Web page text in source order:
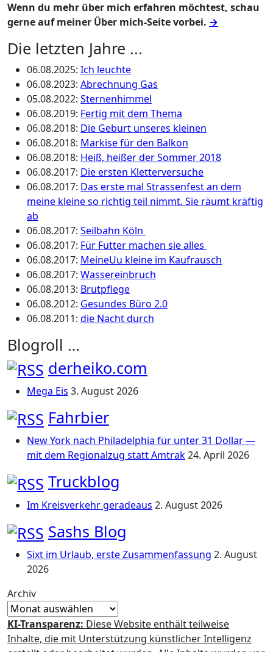
Wenn du mehr über mich erfahren möchtest, schau
gerne auf meiner Über mich-Seite vorbei. →
Die letzten Jahre ...
06.08.2025: Ich leuchte
06.08.2023: Abrechnung Gas
05.08.2022: Sternenhimmel
06.08.2019: Fertig mit dem Thema
06.08.2018: Die Geburt unseres kleinen
06.08.2018: Markise für den Balkon
06.08.2018: Heiß, heißer der Sommer 2018
06.08.2017: Die ersten Kletterversuche
06.08.2017: Das erste mal Strassenfest an dem
meine kleine so richtig teil nimmt. Sie räumt kräftig
ab
06.08.2017: Seilbahn Köln
06.08.2017: Für Futter machen sie alles
06.08.2017: MeineUu kleine im Kaufrausch
06.08.2017: Wassereinbruch
06.08.2013: Brutpflege
06.08.2012: Gesundes Büro 2.0
06.08.2011: die Nacht durch
Blogroll …
derheiko.com
Mega Eis 3. August 2026
Fahrbier
New York nach Philadelphia für unter 31 Dollar —
mit dem Regionalzug statt Amtrak24. April 2026
Truckblog
Im Kreisverkehr geradeaus 2. August 2026
Sashs Blog
Sixt im Urlaub, erste Zusammenfassung 2. August
2026
Archiv
KI-Transparenz: Diese Website enthält teilweise
Inhalte, die mit Unterstützung künstlicher Intelligenz